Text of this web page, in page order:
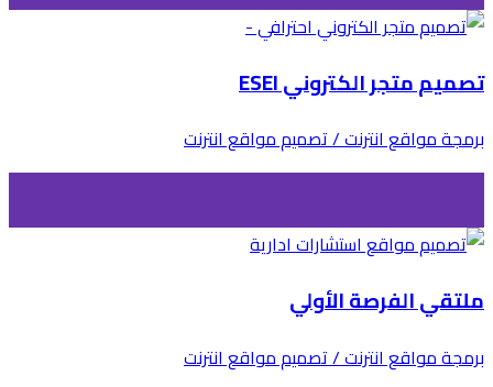
تصميم متجر الكتروني ESEI
برمجة مواقع انترنت / تصميم مواقع انترنت
ملتقي الفرصة الأولي
برمجة مواقع انترنت / تصميم مواقع انترنت